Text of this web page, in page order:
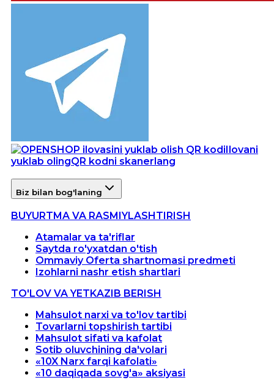
Ilovani
yuklab olingQR kodni skanerlang
Biz bilan bog'laning
BUYURTMA VA RASMIYLASHTIRISH
Atamalar va ta'riflar
Saytda ro'yxatdan o'tish
Ommaviy Oferta shartnomasi predmeti
Izohlarni nashr etish shartlari
TO'LOV VA YETKAZIB BERISH
Mahsulot narxi va to'lov tartibi
Tovarlarni topshirish tartibi
Mahsulot sifati va kafolat
Sotib oluvchining da'volari
«10X Narx farqi kafolati»
«10 daqiqada sovg'a» aksiyasi